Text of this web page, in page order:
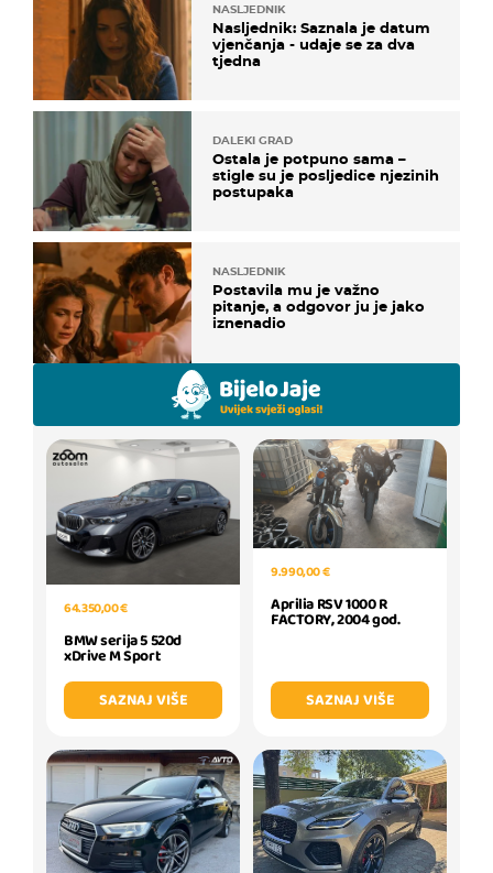
NASLJEDNIK
Nasljednik: Saznala je datum
vjenčanja - udaje se za dva
tjedna
DALEKI GRAD
Ostala je potpuno sama –
stigle su je posljedice njezinih
postupaka
NASLJEDNIK
Postavila mu je važno
pitanje, a odgovor ju je jako
iznenadio
64.350,00 €
BMW serija 5 520d
xDrive M Sport
SAZNAJ VIŠE
9.990,00 €
Aprilia RSV 1000 R
FACTORY, 2004 god.
SAZNAJ VIŠE